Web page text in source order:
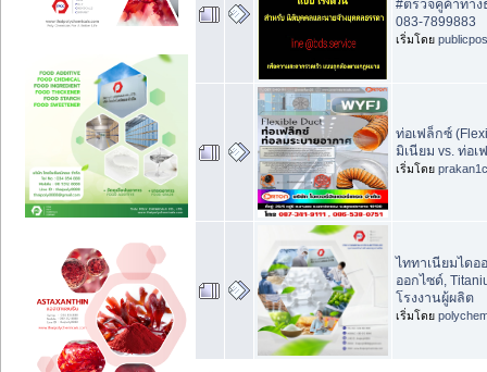
#ตรวจคู่ค้าทาง
083-7899883
เริ่มโดย
ท่อเฟล็กซ์
มิเนียม vs. ท่อเ
เริ่มโดย prakan1c
ไททาเนียมไดอ
ออกไซด์,
โรงงานผู้ผลิต
เริ่มโดย